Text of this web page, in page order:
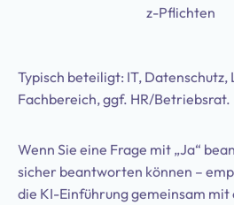
z-Pflichten
Typisch beteiligt: IT, Datenschutz,
Fachbereich, ggf. HR/Betriebsrat.
Wenn Sie eine Frage mit „Ja“
sicher beantworten können –
die KI-Einführung gemeinsam mit